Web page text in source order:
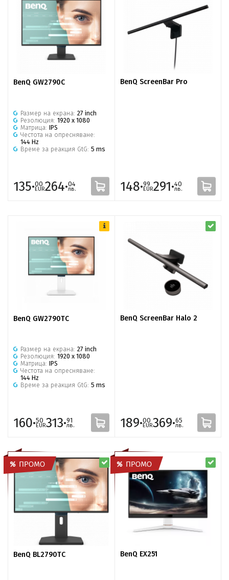
BenQ GW2790C
Размер на екрана: 27 inch
Резолюция: 1920 x 1080
Матрица: IPS
Честота на опресняване:
144 Hz
Време за реакция GtG: 5 ms
135·00
EUR264·04
лв.
BenQ ScreenBar Pro
148·99
EUR291·40
лв.
BenQ GW2790TC
Размер на екрана: 27 inch
Резолюция: 1920 x 1080
Матрица: IPS
Честота на опресняване:
144 Hz
Време за реакция GtG: 5 ms
160·50
EUR313·91
лв.
BenQ ScreenBar Halo 2
189·00
EUR369·65
лв.
BenQ BL2790TC BenQ EX251